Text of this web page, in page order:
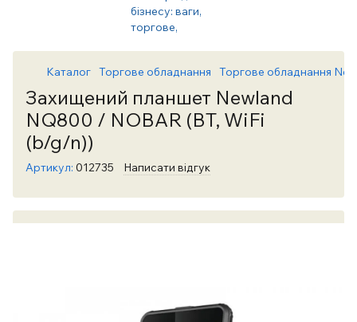
Каталог Торгове обладнання Торгове обладнання
Захищений планшет Newland
NQ800 / NOBAR (BT, WiFi
(b/g/n))
Артикул: 012735 Написати відгук